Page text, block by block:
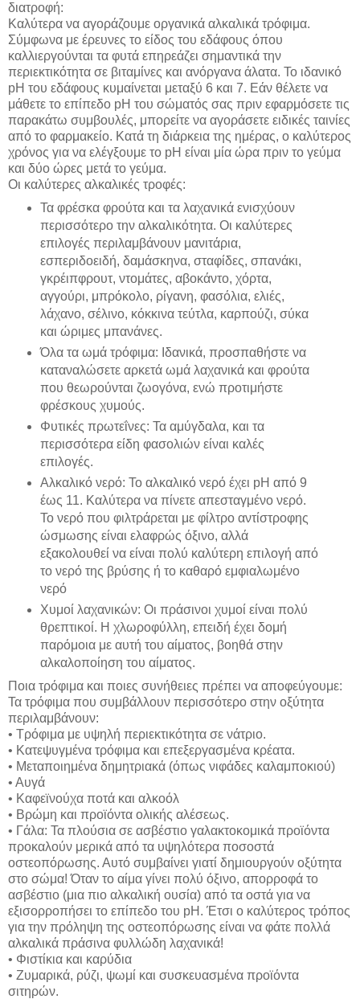
διατροφή:
Καλύτερα να αγοράζουμε οργανικά αλκαλικά τρόφιμα.
Σύμφωνα με έρευνες το είδος του εδάφους όπου
καλλιεργούνται τα φυτά επηρεάζει σημαντικά την
περιεκτικότητα σε βιταμίνες και ανόργανα άλατα. Το ιδανικό
pH του εδάφους κυμαίνεται μεταξύ 6 και 7. Εάν θέλετε να
μάθετε το επίπεδο pH του σώματός σας πριν εφαρμόσετε τις
παρακάτω συμβουλές, μπορείτε να αγοράσετε ειδικές ταινίες
από το φαρμακείο. Κατά τη διάρκεια της ημέρας, ο καλύτερος
χρόνος για να ελέγξουμε το pH είναι μία ώρα πριν το γεύμα
και δύο ώρες μετά το γεύμα.
Οι καλύτερες αλκαλικές τροφές:
Τα φρέσκα φρούτα και τα λαχανικά ενισχύουν
περισσότερο την αλκαλικότητα. Οι καλύτερες
επιλογές περιλαμβάνουν μανιτάρια,
εσπεριδοειδή, δαμάσκηνα, σταφίδες, σπανάκι,
γκρέιπφρουτ, ντομάτες, αβοκάντο, χόρτα,
αγγούρι, μπρόκολο, ρίγανη, φασόλια, ελιές,
λάχανο, σέλινο, κόκκινα τεύτλα, καρπούζι, σύκα
και ώριμες μπανάνες.
Όλα τα ωμά τρόφιμα: Ιδανικά, προσπαθήστε να
καταναλώσετε αρκετά ωμά λαχανικά και φρούτα
που θεωρούνται ζωογόνα, ενώ προτιμήστε
φρέσκους χυμούς.
Φυτικές πρωτεΐνες: Τα αμύγδαλα, και τα
περισσότερα είδη φασολιών είναι καλές
επιλογές.
Αλκαλικό νερό: Το αλκαλικό νερό έχει pH από 9
έως 11. Καλύτερα να πίνετε απεσταγμένο νερό.
Το νερό που φιλτράρεται με φίλτρο αντίστροφης
ώσμωσης είναι ελαφρώς όξινο, αλλά
εξακολουθεί να είναι πολύ καλύτερη επιλογή από
το νερό της βρύσης ή το καθαρό εμφιαλωμένο
νερό
Χυμοί λαχανικών: Οι πράσινοι χυμοί είναι πολύ
θρεπτικοί. Η χλωροφύλλη, επειδή έχει δομή
παρόμοια με αυτή του αίματος, βοηθά στην
αλκαλοποίηση του αίματος.
Ποια τρόφιμα και ποιες συνήθειες πρέπει να αποφεύγουμε:
Τα τρόφιμα που συμβάλλουν περισσότερο στην οξύτητα
περιλαμβάνουν:
• Τρόφιμα με υψηλή περιεκτικότητα σε νάτριο.
• Κατεψυγμένα τρόφιμα και επεξεργασμένα κρέατα.
• Μεταποιημένα δημητριακά (όπως νιφάδες καλαμποκιού)
• Αυγά
• Καφεϊνούχα ποτά και αλκοόλ
• Βρώμη και προϊόντα ολικής αλέσεως.
• Γάλα: Τα πλούσια σε ασβέστιο γαλακτοκομικά προϊόντα
προκαλούν μερικά από τα υψηλότερα ποσοστά
οστεοπόρωσης. Αυτό συμβαίνει γιατί δημιουργούν οξύτητα
στο σώμα! Όταν το αίμα γίνει πολύ όξινο, απορροφά το
ασβέστιο (μια πιο αλκαλική ουσία) από τα οστά για να
εξισορροπήσει το επίπεδο του pH. Έτσι ο καλύτερος τρόπος
για την πρόληψη της οστεοπόρωσης είναι να φάτε πολλά
αλκαλικά πράσινα φυλλώδη λαχανικά!
• Φιστίκια και καρύδια
• Ζυμαρικά, ρύζι, ψωμί και συσκευασμένα προϊόντα
σιτηρών.